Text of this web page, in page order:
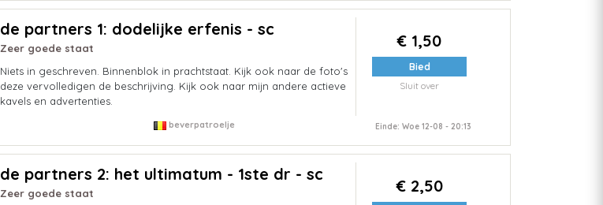
de partners 1: dodelijke erfenis - sc
Zeer goede staat
Niets in geschreven. Binnenblok in prachtstaat. Kijk ook naar de foto's
deze vervolledigen de beschrijving. Kijk ook naar mijn andere actieve
kavels en advertenties.
€ 1,50
Bied
Sluit over
beverpatroelje Einde: Woe 12-08 - 20:13
de partners 2: het ultimatum - 1ste dr - sc
Zeer goede staat
€ 2,50